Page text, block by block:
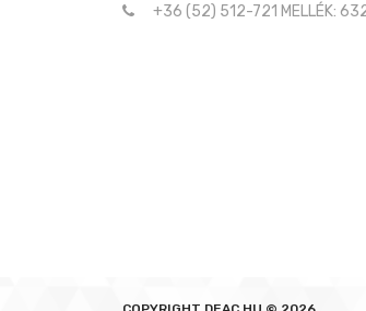
+36 (52) 512-721 MELLÉK: